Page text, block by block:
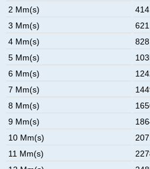
2 Mm(s)
3 Mm(s)
4 Mm(s)
5 Mm(s)
6 Mm(s)
7 Mm(s)
8 Mm(s)
9 Mm(s)
10 Mm(s)
11 Mm(s)